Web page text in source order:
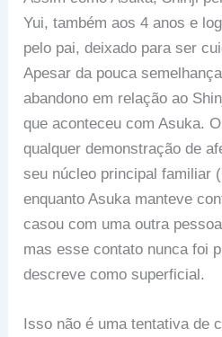
Yui, também aos 4 anos e
pelo pai, deixado para ser
Apesar da pouca
abandono em relação ao
que aconteceu com Asuka.
qualquer demonstração de
seu núcleo principal familiar
enquanto Asuka manteve
casou com uma outra
mas esse contato nunca foi
descreve como superficial.
Isso não é uma tentativa de